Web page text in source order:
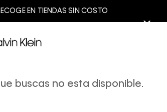
EN TIENDAS SIN COSTO
buscas no esta disponible.